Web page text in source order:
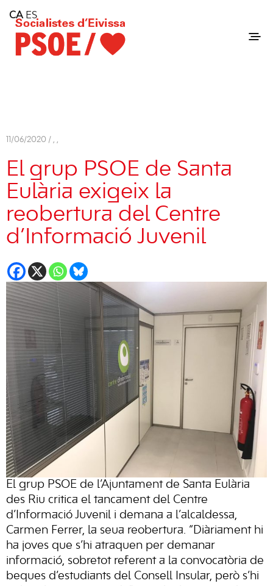
Consell Insular d'Eivissa
Services
Contact
11/06/2020 / , ,
El grup PSOE de Santa
Eulària exigeix la
reobertura del Centre
d’Informació Juvenil
El grup PSOE de l’Ajuntament de Santa Eulària
des Riu critica el tancament del Centre
d’Informació Juvenil i demana a l’alcaldessa,
Carmen Ferrer, la seua reobertura. “Diàriament hi
ha joves que s’hi atraquen per demanar
informació, sobretot referent a la convocatòria de
beques d’estudiants del Consell Insular, però s’hi
CA ES